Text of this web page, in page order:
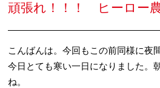
頑張れ！！！ ヒーロー
こんばんは。今回もこの前同様に夜
今日とても寒い一日になりました。
ね。